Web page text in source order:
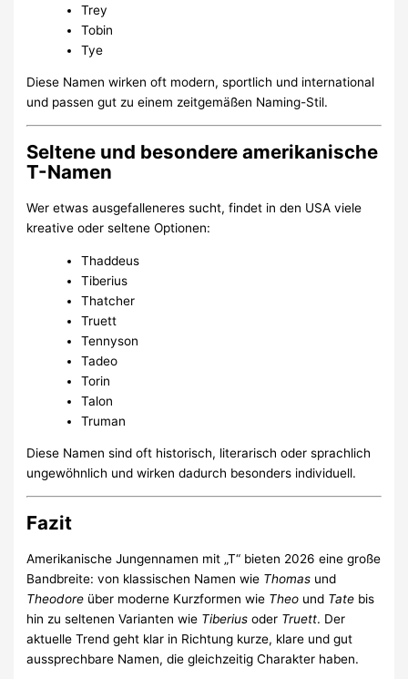
Trey
Tobin
Tye
Diese Namen wirken oft modern, sportlich und international
und passen gut zu einem zeitgemäßen Naming-Stil.
Seltene und besondere amerikanische
T-Namen
Wer etwas ausgefalleneres sucht, findet in den USA viele
kreative oder seltene Optionen:
Thaddeus
Tiberius
Thatcher
Truett
Tennyson
Tadeo
Torin
Talon
Truman
Diese Namen sind oft historisch, literarisch oder sprachlich
ungewöhnlich und wirken dadurch besonders individuell.
Fazit
Amerikanische Jungennamen mit „T“ bieten 2026 eine große
Bandbreite: von klassischen Namen wie Thomas und
Theodore über moderne Kurzformen wie Theo und Tate bis
hin zu seltenen Varianten wie Tiberius oder Truett. Der
aktuelle Trend geht klar in Richtung kurze, klare und gut
aussprechbare Namen, die gleichzeitig Charakter haben.